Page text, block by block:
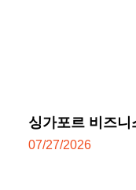
싱가포르 비즈
07/27/2026